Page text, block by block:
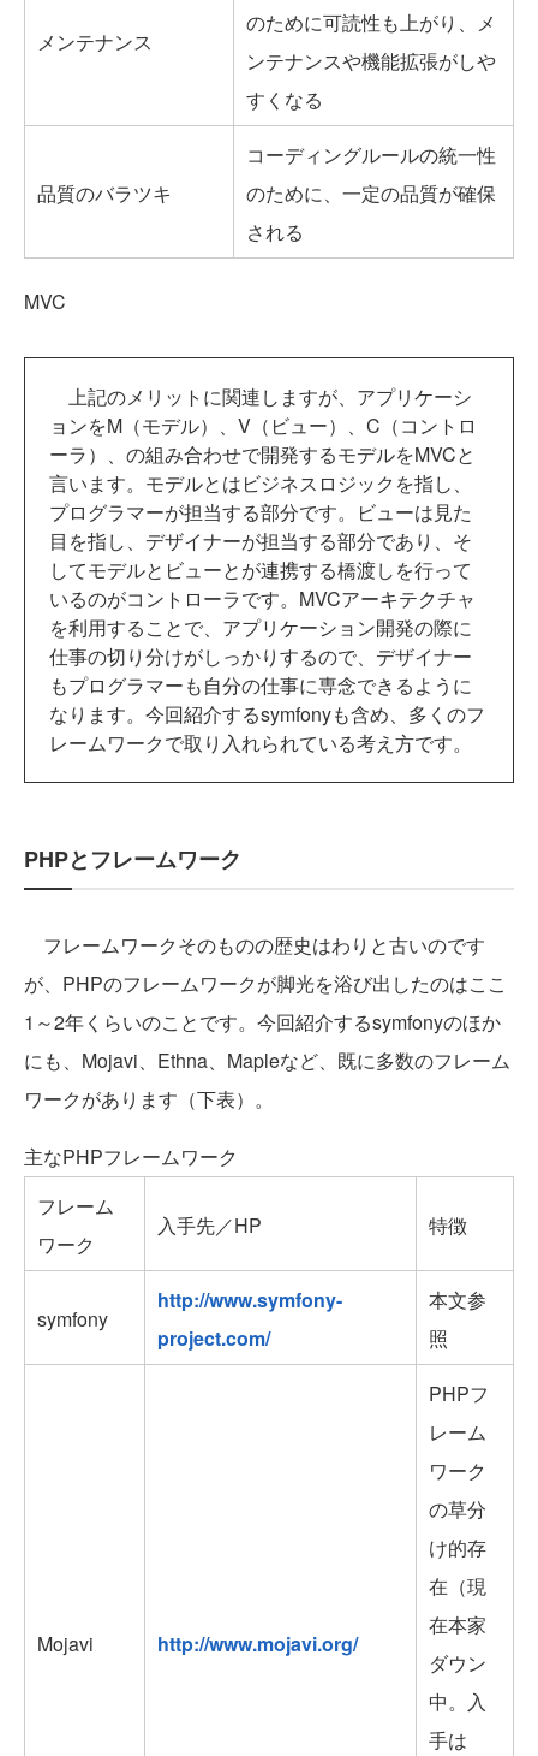
メンテナンス
のために可読性も上がり、メ
ンテナンスや機能拡張がしや
すくなる
品質のバラツキ
コーディングルールの統一性
のために、一定の品質が確保
される
MVC
上記のメリットに関連しますが、アプリケーシ
ョンをM（モデル）、V（ビュー）、C（コントロ
ーラ）、の組み合わせで開発するモデルをMVCと
言います。モデルとはビジネスロジックを指し、
プログラマーが担当する部分です。ビューは見た
目を指し、デザイナーが担当する部分であり、そ
してモデルとビューとが連携する橋渡しを行って
いるのがコントローラです。MVCアーキテクチャ
を利用することで、アプリケーション開発の際に
仕事の切り分けがしっかりするので、デザイナー
もプログラマーも自分の仕事に専念できるように
なります。今回紹介するsymfonyも含め、多くのフ
レームワークで取り入れられている考え方です。
PHPとフレームワーク
フレームワークそのものの歴史はわりと古いのです
が、PHPのフレームワークが脚光を浴び出したのはここ
1～2年くらいのことです。今回紹介するsymfonyのほか
にも、Mojavi、Ethna、Mapleなど、既に多数のフレーム
ワークがあります（下表）。
主なPHPフレームワーク
フレーム
ワーク
入手先／HP 特徴
symfony
http://www.symfony-
project.com/
本文参
照
Mojavi http://www.mojavi.org/
PHPフ
レーム
ワーク
の草分
け的存
在（現
在本家
ダウン
中。入
手は